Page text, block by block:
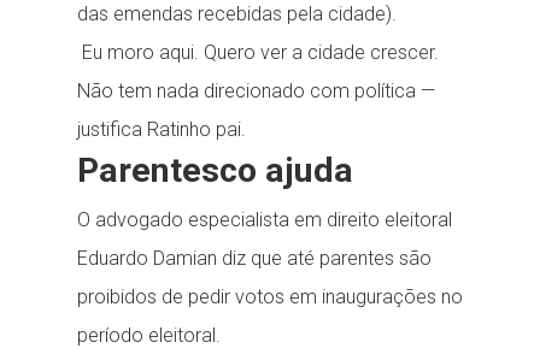
das emendas recebidas pela cidade).
Eu moro aqui. Quero ver a cidade crescer.
Não tem nada direcionado com política —
justifica Ratinho pai.
Parentesco ajuda
O advogado especialista em direito eleitoral
Eduardo Damian diz que até parentes são
proibidos de pedir votos em inaugurações no
período eleitoral.